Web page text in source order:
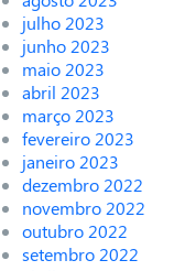
julho 2023
junho 2023
maio 2023
abril 2023
março 2023
fevereiro 2023
janeiro 2023
dezembro 2022
novembro 2022
outubro 2022
setembro 2022